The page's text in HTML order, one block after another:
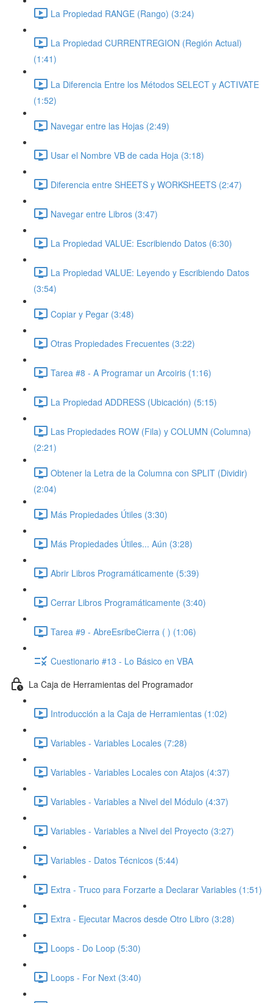
La Propiedad RANGE (Rango) (3:24)
La Propiedad CURRENTREGION (Región Actual)
(1:41)
La Diferencia Entre los Métodos SELECT y ACTIVATE
(1:52)
Navegar entre las Hojas (2:49)
Usar el Nombre VB de cada Hoja (3:18)
Diferencia entre SHEETS y WORKSHEETS (2:47)
Navegar entre Libros (3:47)
La Propiedad VALUE: Escribiendo Datos (6:30)
La Propiedad VALUE: Leyendo y Escribiendo Datos
(3:54)
Copiar y Pegar (3:48)
Otras Propiedades Frecuentes (3:22)
Tarea #8 - A Programar un Arcoiris (1:16)
La Propiedad ADDRESS (Ubicación) (5:15)
Las Propiedades ROW (Fila) y COLUMN (Columna)
(2:21)
Obtener la Letra de la Columna con SPLIT (Dividir)
(2:04)
Más Propiedades Útiles (3:30)
Más Propiedades Útiles... Aún (3:28)
Abrir Libros Programáticamente (5:39)
Cerrar Libros Programáticamente (3:40)
Tarea #9 - AbreEsribeCierra ( ) (1:06)
Cuestionario #13 - Lo Básico en VBA
La Caja de Herramientas del Programador
Introducción a la Caja de Herramientas (1:02)
Variables - Variables Locales (7:28)
Variables - Variables Locales con Atajos (4:37)
Variables - Variables a Nivel del Módulo (4:37)
Variables - Variables a Nivel del Proyecto (3:27)
Variables - Datos Técnicos (5:44)
Extra - Truco para Forzarte a Declarar Variables (1:51)
Extra - Ejecutar Macros desde Otro Libro (3:28)
Loops - Do Loop (5:30)
Loops - For Next (3:40)